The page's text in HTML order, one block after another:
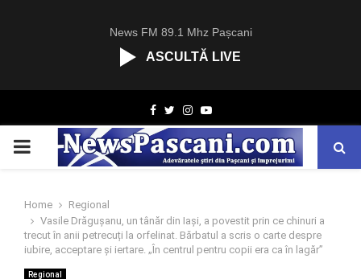
News FM 89.1 Mhz Pașcani
ASCULTĂ LIVE
Facebook
TwitterInstagram
Youtube
PRIMARY
Home
Regional
Vasile Drăgușanu, un tânăr din Iași, a povestit prin ce chinuri a
trecut în anii petrecuți la orfelinat. Bărbatul a scris o carte despre
iubire, acceptare și iertare. „În centrul pentru copii era ca în lagăr”
Regional